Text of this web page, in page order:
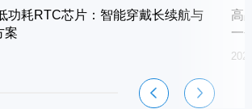
功耗RTC芯片：智能穿戴长续航与
案
高
一